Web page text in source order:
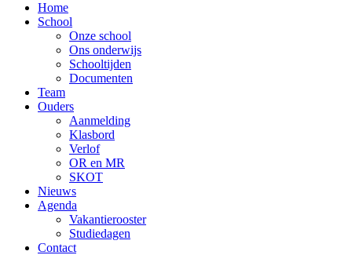
Home
School
Onze school
Ons onderwijs
Schooltijden
Documenten
Team
Ouders
Aanmelding
Klasbord
Verlof
OR en MR
SKOT
Nieuws
Agenda
Vakantierooster
Studiedagen
Contact